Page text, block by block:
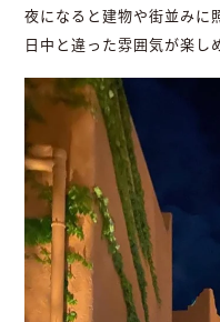
夜になると建物や街並みに
日中と違った雰囲気が楽し